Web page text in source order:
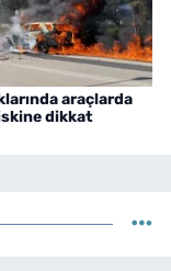
araçlarda
dikkat